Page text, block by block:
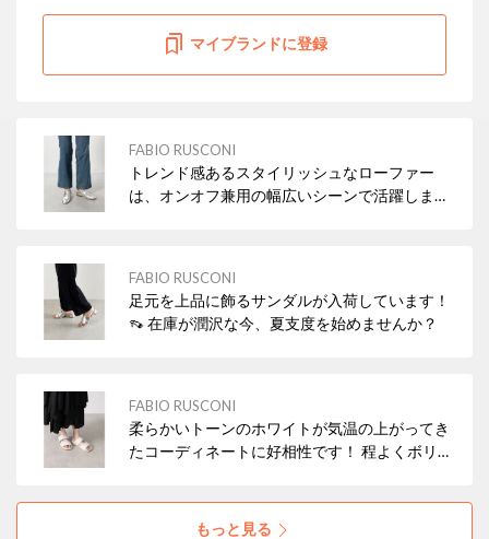
マイブランドに登録
FABIO RUSCONI
トレンド感あるスタイリッシュなローファー
は、オンオフ兼用の幅広いシーンで活躍しま
FABIO RUSCONI
足元を上品に飾るサンダルが入荷しています！
👡 在庫が潤沢な今、夏支度を始めませんか？
FABIO RUSCONI
柔らかいトーンのホワイトが気温の上がってき
たコーディネートに好相性です！ 程よくボリュ
もっと見る